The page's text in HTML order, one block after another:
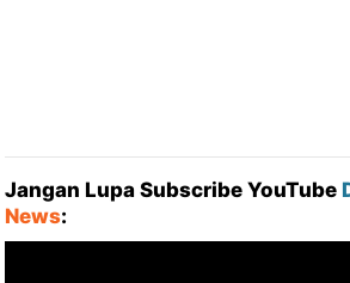
Jangan Lupa Subscribe YouTube
News: